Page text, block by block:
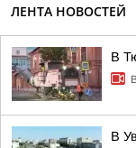
ЛЕНТА НОВОСТЕЙ
В
В